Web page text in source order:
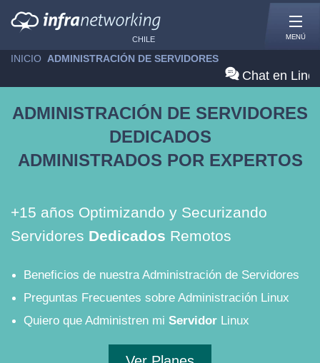
CHILE MENÚ
INICIO »ADMINISTRACIÓN DE SERVIDORES
Chat en
ADMINISTRACIÓN DE SERVIDORES
DEDICADOS
ADMINISTRADOS POR EXPERTOS
+15 años Optimizando y Securizando
Servidores Dedicados Remotos
Beneficios de nuestra Administración de Servidores
Preguntas Frecuentes sobre Administración Linux
Quiero que Administren mi ServidorLinux